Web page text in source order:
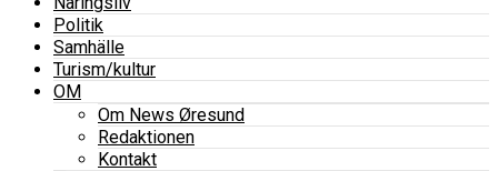
Politik
Samhälle
Turism/kultur
OM
Om News Øresund
Redaktionen
Kontakt